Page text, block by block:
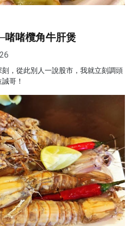
啫啫欖角牛肝煲
，從此別人一說股市，我就立刻調頭
哥！